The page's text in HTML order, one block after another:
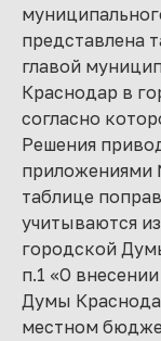
представлена
главой
Краснодар в
согласно
Решения
приложениями
таблице
учитываются
городской
п.1 «О
Думы
местном